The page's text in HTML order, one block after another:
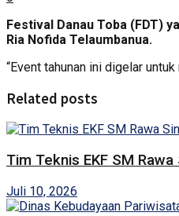
Festival Danau Toba (FDT)
Ria Nofida Telaumbanua.
“Event tahunan ini digelar
Related posts
Tim Teknis EKF SM
Juli 10, 2026